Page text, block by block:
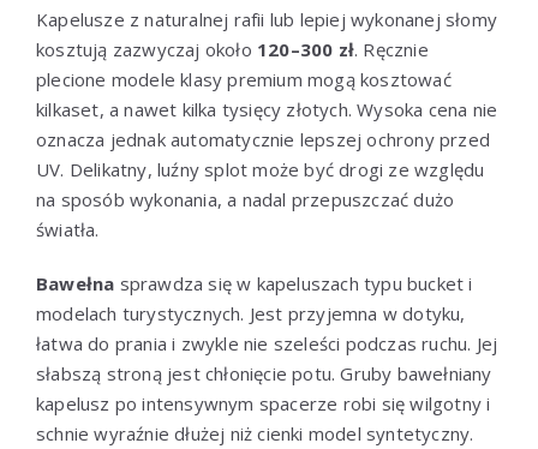
Kapelusze z naturalnej rafii lub lepiej wykonanej słomy
kosztują zazwyczaj około 120–300 zł. Ręcznie
plecione modele klasy premium mogą kosztować
kilkaset, a nawet kilka tysięcy złotych. Wysoka cena nie
oznacza jednak automatycznie lepszej ochrony przed
UV. Delikatny, luźny splot może być drogi ze względu
na sposób wykonania, a nadal przepuszczać dużo
światła.
Bawełna sprawdza się w kapeluszach typu bucket i
modelach turystycznych. Jest przyjemna w dotyku,
łatwa do prania i zwykle nie szeleści podczas ruchu. Jej
słabszą stroną jest chłonięcie potu. Gruby bawełniany
kapelusz po intensywnym spacerze robi się wilgotny i
schnie wyraźnie dłużej niż cienki model syntetyczny.